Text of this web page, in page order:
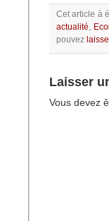
Cet article à
actualité,
pouvez
Laisser
Vous devez